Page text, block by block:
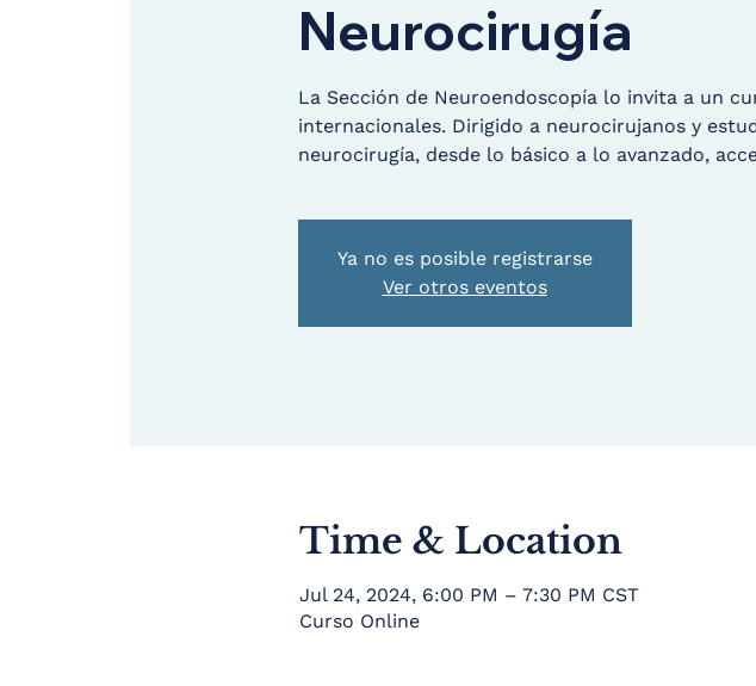
Neurocirugía
La Sección de Neuroendoscopía lo invita a un
internacionales. Dirigido a neurocirujanos y
neurocirugía, desde lo básico a lo avanzado,
Ya no es posible registrarse
Ver otros eventos
Time & Location
Jul 24, 2024, 6:00 PM – 7:30 PM CST
Curso Online